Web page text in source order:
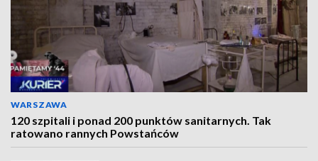
WARSZAWA
120 szpitali i ponad 200 punktów sanitarnych. Tak
ratowano rannych Powstańców